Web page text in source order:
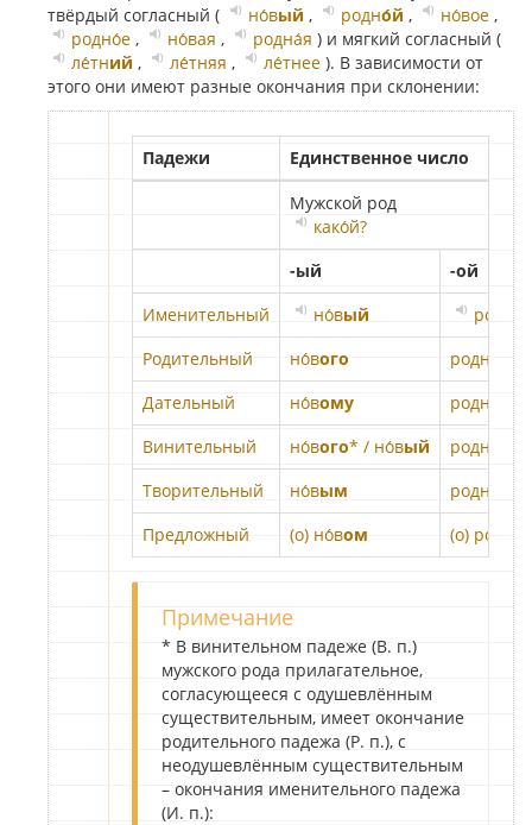
твёрдый согласный (
но́вый , родно́й , но́вое ,
родно́е , но́вая , родна́я ) и мягкий согласный (
ле́тний , ле́тняя , ле́тнее ). В зависимости от
этого они имеют разные окончания при склонении:
Падежи
Единственное число
Мужской род
како́й?
-ый
-ой
Именительный
но́вый родн
Родительный
но́вого родн
о́го
Дательный
но́вому родн
о́му
Винительный
но́вого* / но́вый родн о́го
Творительный
но́вым родн
ы́м
Предложный
(о) но́вом (о) родн
Примечание
* В винительном падеже (В. п.)
мужского рода прилагательное,
согласующееся с одушевлённым
существительным, имеет окончание
родительного падежа (Р. п.), с
неодушевлённым существительным
– окончания именительного падежа
(И. п.):